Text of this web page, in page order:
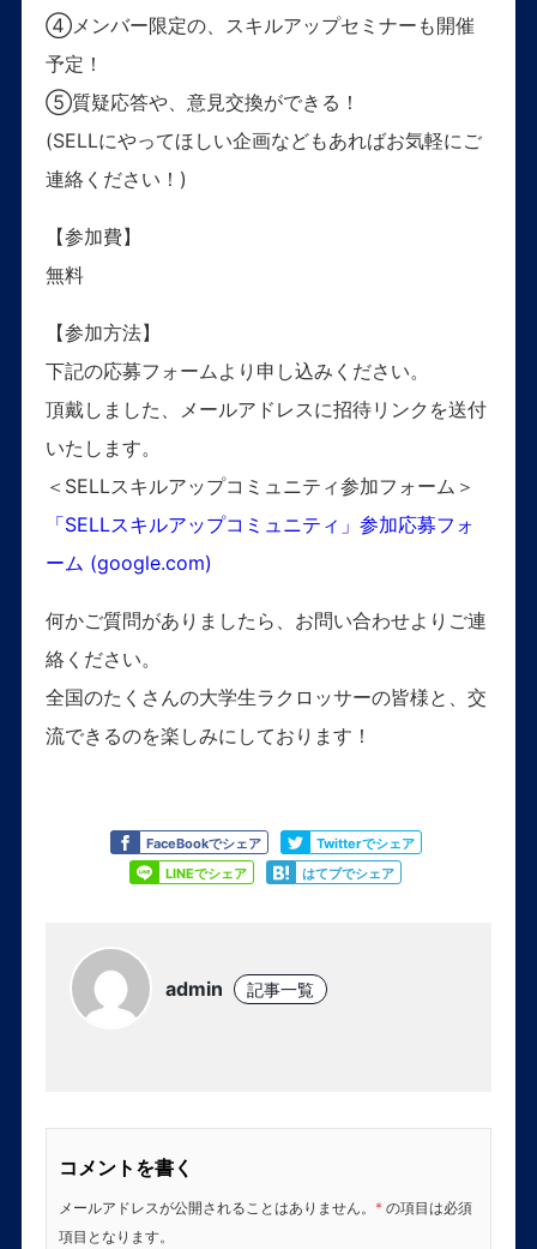
④メンバー限定の、スキルアップセミナーも開催
予定！
⑤質疑応答や、意見交換ができる！
(SELLにやってほしい企画などもあればお気軽にご
連絡ください！)
【参加費】
無料
【参加方法】
下記の応募フォームより申し込みください。
頂戴しました、メールアドレスに招待リンクを送付
いたします。
＜SELLスキルアップコミュニティ参加フォーム＞
「SELLスキルアップコミュニティ」参加応募フォ
ーム (google.com)
何かご質問がありましたら、お問い合わせよりご連
絡ください。
全国のたくさんの大学生ラクロッサーの皆様と、交
流できるのを楽しみにしております！
FaceBookでシェア
Like Twitterでシェア
Tweet
LINEでシェア
Share はてブでシェア
Share
admin 記事一覧
コメントを書く
メールアドレスが公開されることはありません。 * の項目は必須
項目となります。